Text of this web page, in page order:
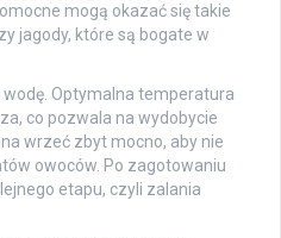
mogą okazać się takie
jagody, które są bogate w
Optymalna temperatura
co pozwala na wydobycie
wrzeć zbyt mocno, aby nie
owoców. Po zagotowaniu
etapu, czyli zalania